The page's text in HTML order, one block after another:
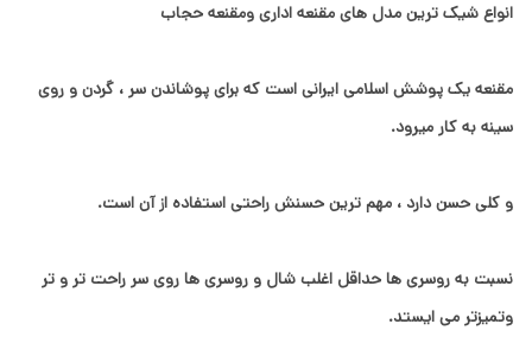
انواع شیک ترین مدل های مقنعه اداری ومقنعه حجاب
مقنعه یک پوشش اسلامی ایرانی است که برای پوشاندن سر ، گردن و روی
سینه به کار میرود.
و کلی حسن دارد ، مهم ترین حسنش راحتی استفاده از آن است.
نسبت به روسری ها حداقل اغلب شال و روسری ها روی سر راحت تر و تر
وتمیزتر می ایستد.